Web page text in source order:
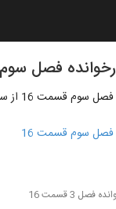
فصل
16 از سایت دوستی ها:
فصل سوم قسمت 16
فصل 3 قسمت 16